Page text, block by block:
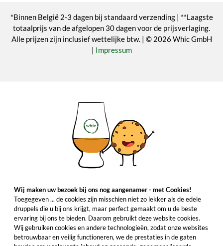
*Binnen België 2-3 dagen bij standaard verzending | **Laagste
totaalprijs van de afgelopen 30 dagen voor de prijsverlaging.
Alle prijzen zijn inclusief wettelijke btw. | © 2026 Whic GmbH
| Impressum
Wij maken uw bezoek bij ons nog aangenamer - met Cookies!
Toegegeven ... de cookies zijn misschien niet zo lekker als de edele
druppels die u bij ons krijgt, maar perfect gemaakt om u de beste
ervaring bij ons te bieden. Daarom gebruikt deze website cookies.
Wij gebruiken cookies en andere technologieën, zodat onze websites
betrouwbaar en veilig functioneren, we de prestaties in de gaten